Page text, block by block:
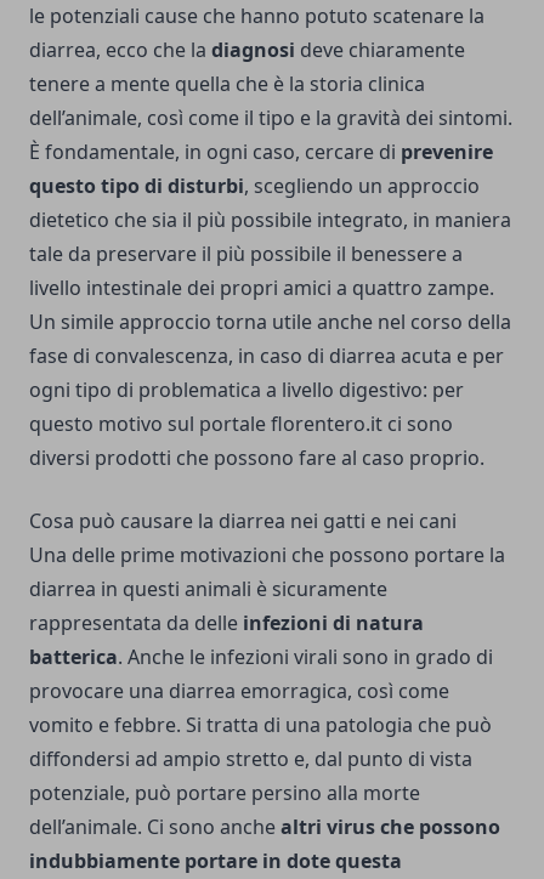
le potenziali cause che hanno potuto scatenare la
diarrea, ecco che la diagnosi deve chiaramente
tenere a mente quella che è la storia clinica
dell’animale, così come il tipo e la gravità dei sintomi.
È fondamentale, in ogni caso, cercare di prevenire
questo tipo di disturbi, scegliendo un approccio
dietetico che sia il più possibile integrato, in maniera
tale da preservare il più possibile il benessere a
livello intestinale dei propri amici a quattro zampe.
Un simile approccio torna utile anche nel corso della
fase di convalescenza, in caso di diarrea acuta e per
ogni tipo di problematica a livello digestivo: per
questo motivo sul portaleflorentero.it ci sono
diversi prodotti che possono fare al caso proprio.
Cosa può causare la diarrea nei gatti e nei cani
Una delle prime motivazioni che possono portare la
diarrea in questi animali è sicuramente
rappresentata da delle infezioni di natura
batterica. Anche le infezioni virali sono in grado di
provocare una diarrea emorragica, così come
vomito e febbre. Si tratta di una patologia che può
diffondersi ad ampio stretto e, dal punto di vista
potenziale, può portare persino alla morte
dell’animale. Ci sono anchealtri virus che possono
indubbiamente portare in dote questa